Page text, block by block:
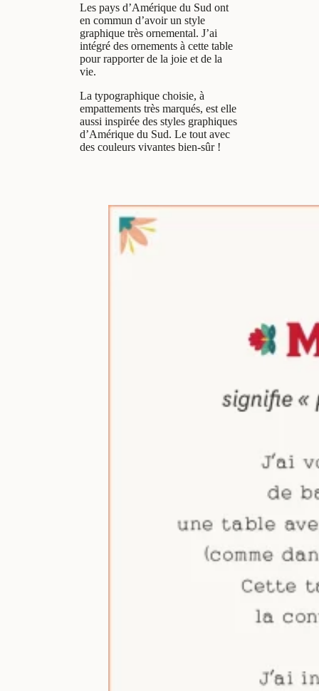
Les pays d’Amérique du Sud ont
en commun d’avoir un style
graphique très ornemental. J’ai
intégré des ornements à cette table
pour rapporter de la joie et de la
vie.
La typographique choisie, à
empattements très marqués, est elle
aussi inspirée des styles graphiques
d’Amérique du Sud. Le tout avec
des couleurs vivantes bien-sûr !